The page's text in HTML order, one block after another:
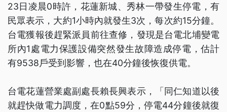
23日凌晨0時許，花蓮新城、秀林一帶發生停電，有
民眾表示，大約1小時內就發生3次，每次約15分鐘。
台電獲報後趕緊派員前往查修，發現是台電北埔變電
所內1處電力保護設備突然發生故障造成停電，估計
有9538戶受到影響，也在40分鐘後恢復供電。
台電花蓮營業處副處長賴長興表示，「同仁知道以後
就趕快做電力調度，在0點59分，停電44分鐘後就復